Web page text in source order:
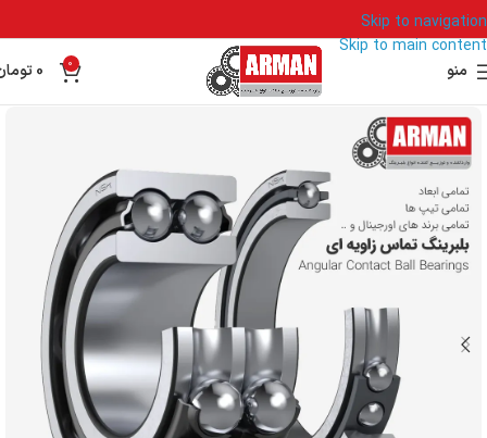
Skip to navigation
Skip to main content
منو
0
0